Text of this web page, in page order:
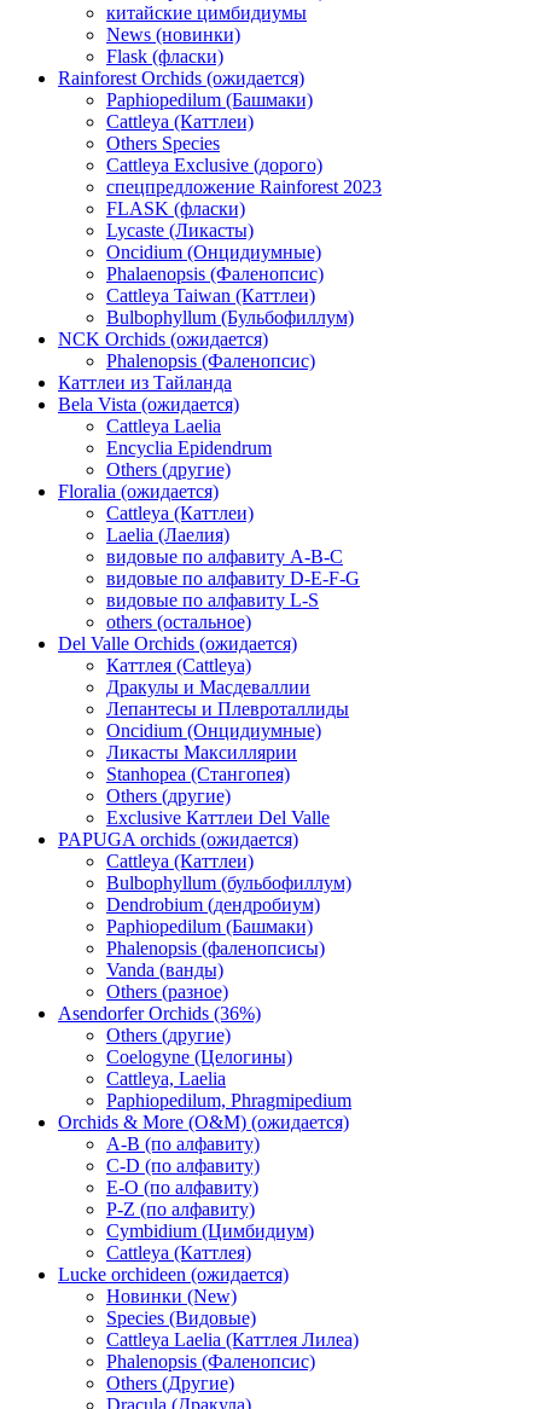
китайские цимбидиумы
News (новинки)
Flask (фласки)
Rainforest Orchids (ожидается)
Paphiopedilum (Башмаки)
Cattleya (Каттлеи)
Others Species
Cattleya Exclusive (дорого)
спецпредложение Rainforest 2023
FLASK (фласки)
Lycaste (Ликасты)
Oncidium (Онцидиумные)
Phalaenopsis (Фаленопсис)
Cattleya Taiwan (Каттлеи)
Bulbophyllum (Бульбофиллум)
NCK Orchids (ожидается)
Phalenopsis (Фаленопсис)
Каттлеи из Тайланда
Bela Vista (ожидается)
Cattleya Laelia
Encyclia Epidendrum
Others (другие)
Floralia (ожидается)
Cattleya (Каттлеи)
Laelia (Лаелия)
видовые по алфавиту A-B-C
видовые по алфавиту D-E-F-G
видовые по алфавиту L-S
others (остальное)
Del Valle Orchids (ожидается)
Каттлея (Cattleya)
Дракулы и Масдеваллии
Лепантесы и Плевроталлиды
Oncidium (Онцидиумные)
Ликасты Максиллярии
Stanhopea (Стангопея)
Others (другие)
Exclusive Каттлеи Del Valle
PAPUGA orchids (ожидается)
Cattleya (Каттлеи)
Bulbophyllum (бульбофиллум)
Dendrobium (дендробиум)
Paphiopedilum (Башмаки)
Phalenopsis (фаленопсисы)
Vanda (ванды)
Others (разное)
Asendorfer Orchids (36%)
Others (другие)
Coelogyne (Целогины)
Cattleya, Laelia
Paphiopedilum, Phragmipedium
Orchids & More (O&M) (ожидается)
A-B (по алфавиту)
C-D (по алфавиту)
E-O (по алфавиту)
P-Z (по алфавиту)
Cymbidium (Цимбидиум)
Cattleya (Каттлея)
Lucke orchideen (ожидается)
Новинки (New)
Species (Видовые)
Cattleya Laelia (Каттлея Лилеа)
Phalenopsis (Фаленопсис)
Others (Другие)
Dracula (Дракула)